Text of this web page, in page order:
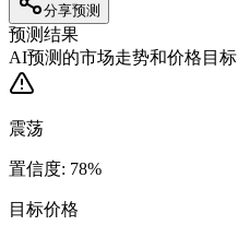
分享预测
预测结果
AI预测的市场走势和价格目标
震荡
置信度: 78%
目标价格